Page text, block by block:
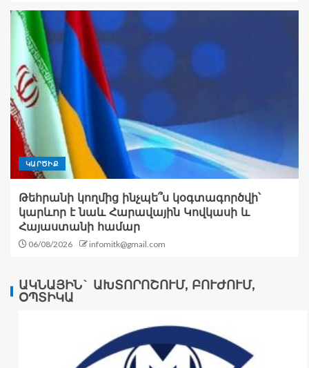
ԿԱՐԾԻՔ
Թեհրանի կողմից ինչպե՞ս կօգտագործվի՝
կարևոր է նաև Հարավային Կովկասի և
Հայաստանի համար
06/08/2026 infomitk@gmail.com
ԱԿՆԱՅԻՆ` ԱԽՏՈՐՈՇՈՒՄ, ԲՈՒԺՈՒՄ,
ՕՊՏԻԿԱ